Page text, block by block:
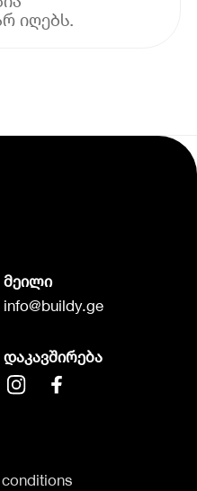
იღებს.
მეილი
info@buildy.ge
დაკავშირება